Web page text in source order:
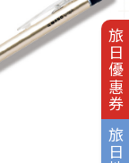
旅日優惠券